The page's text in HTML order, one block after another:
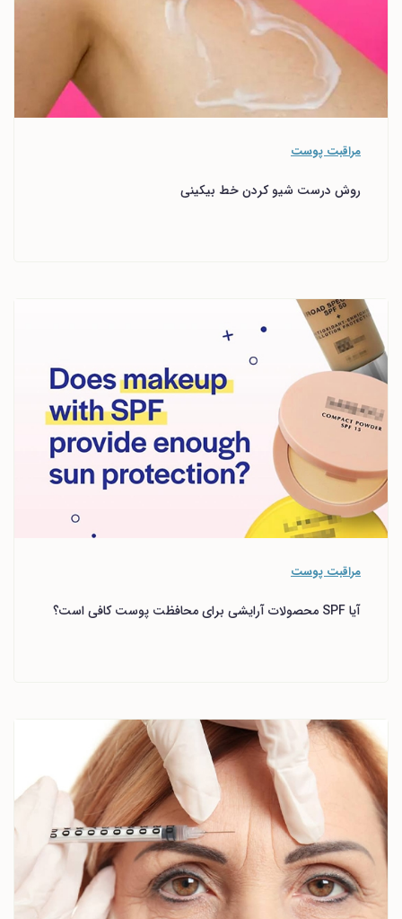
مراقبت پوست
روش درست شیو کردن خط بیکینی
مراقبت پوست
آیا SPF محصولات آرایشی برای محافظت پوست کافی است؟